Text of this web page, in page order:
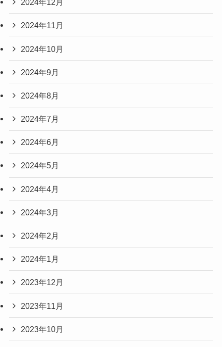
2024年12月
2024年11月
2024年10月
2024年9月
2024年8月
2024年7月
2024年6月
2024年5月
2024年4月
2024年3月
2024年2月
2024年1月
2023年12月
2023年11月
2023年10月